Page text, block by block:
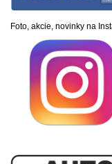
Foto, akcie, novinky na